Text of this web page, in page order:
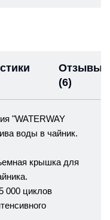
Отзывы
(6)
"WATERWAY
воды в чайник.
крышка для
000 циклов